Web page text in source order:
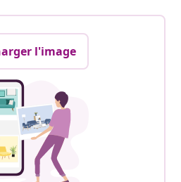
l'image